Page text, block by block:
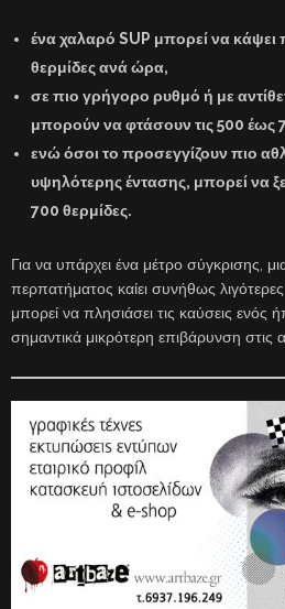
ένα χαλαρό SUP μπορεί να κάψει
θερμίδες ανά ώρα,
σε πιο γρήγορο ρυθμό ή με
μπορούν να φτάσουν τις500 έως
ενώ όσοι το προσεγγίζουν πιο
υψηλότερης έντασης, μπορεί να
700 θερμίδες.
Για να υπάρχει ένα μέτρο σύγκρισης,
περπατήματος καίει συνήθως
μπορεί να πλησιάσει τις καύσεις ενός
σημαντικά μικρότερη επιβάρυνση στις